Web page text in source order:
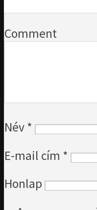
Comment
Név*
E-mail cím *
Honlap